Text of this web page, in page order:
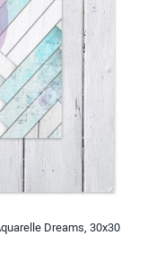
Dreams, 30х30